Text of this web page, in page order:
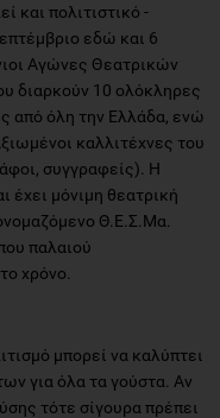
και πολιτιστικό -
εδώ και 6
Αγώνες Θεατρικών
διαρκούν 10 ολόκληρες
από όλη την Ελλάδα, ενώ
καλλιτέχνες του
συγγραφείς). Η
έχει μόνιμη θεατρική
Θ.Ε.Σ.Μα.
παλαιού
χρόνο.
μπορεί να καλύπτει
για όλα τα γούστα. Αν
τότε σίγουρα πρέπει